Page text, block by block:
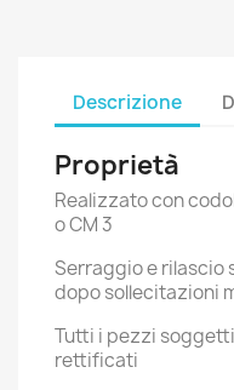
Descrizione
Proprietà
Realizzato con
o CM 3
Serraggio e rilascio
dopo sollecitazioni
Tutti i pezzi
rettificati